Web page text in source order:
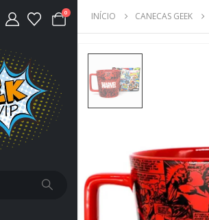
0 INÍCIO CANECAS GEEK